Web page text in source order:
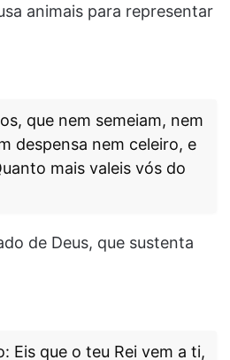
animais para representar
que nem semeiam, nem
despensa nem celeiro, e
mais valeis vós do
de Deus, que sustenta
Eis que o teu Rei vem a ti,